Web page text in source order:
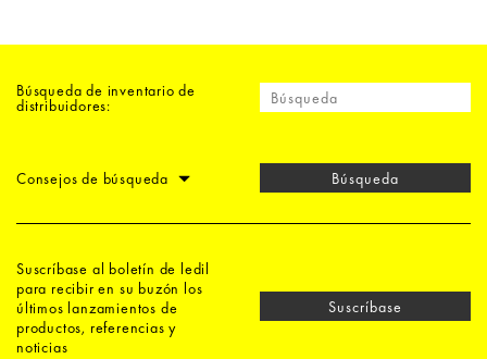
Búsqueda de inventario de
distribuidores:
Consejos de búsqueda Búsqueda
Suscríbase al boletín de ledil
para recibir en su buzón los
últimos lanzamientos de
productos, referencias y
noticias
Suscríbase